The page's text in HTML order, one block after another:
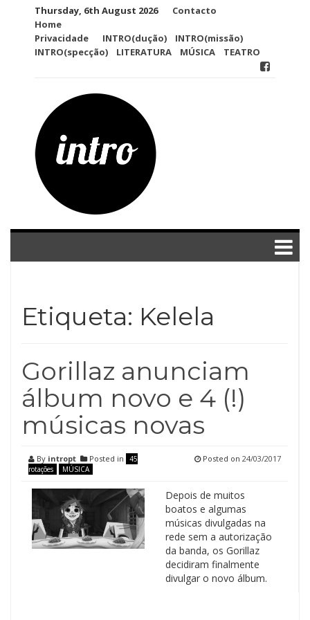
Thursday, 6th August 2026
Contacto
Home
Privacidade
INTRO(dução)
INTRO(missão)
INTRO(specção)
LITERATURA MÚSICA TEATRO
Etiqueta: Kelela
Gorillaz anunciam
álbum novo e 4 (!)
músicas novas
By intropt Posted in
45
rotações
MÚSICA
Posted on 24/03/2017
Depois de muitos
boatos e algumas
músicas divulgadas na
rede sem a autorização
da banda, os Gorillaz
decidiram finalmente
divulgar o novo álbum.